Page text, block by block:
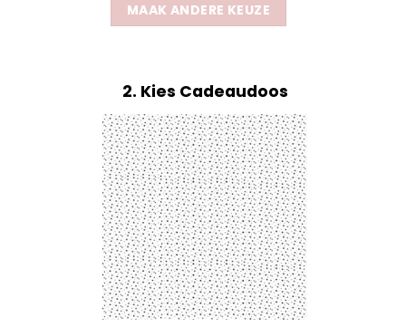
MAAK ANDERE KEUZE
2 Kies Cadeaudoos